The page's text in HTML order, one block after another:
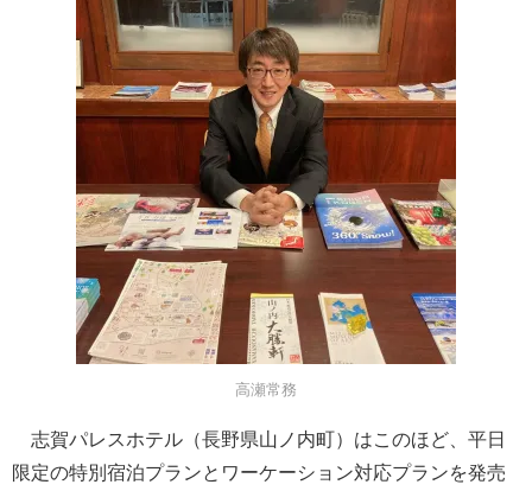
高瀬常務
志賀パレスホテル（長野県山ノ内町）はこのほど、平日
限定の特別宿泊プランとワーケーション対応プランを発売